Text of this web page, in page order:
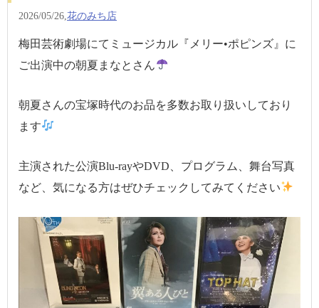
2026/05/26, 花のみち店
梅田芸術劇場にてミュージカル『メリー•ポピンズ』に
ご出演中の朝夏まなとさん
朝夏さんの宝塚時代のお品を多数お取り扱いしており
ます
主演された公演Blu-rayやDVD、プログラム、舞台写真
など、気になる方はぜひチェックしてみてください